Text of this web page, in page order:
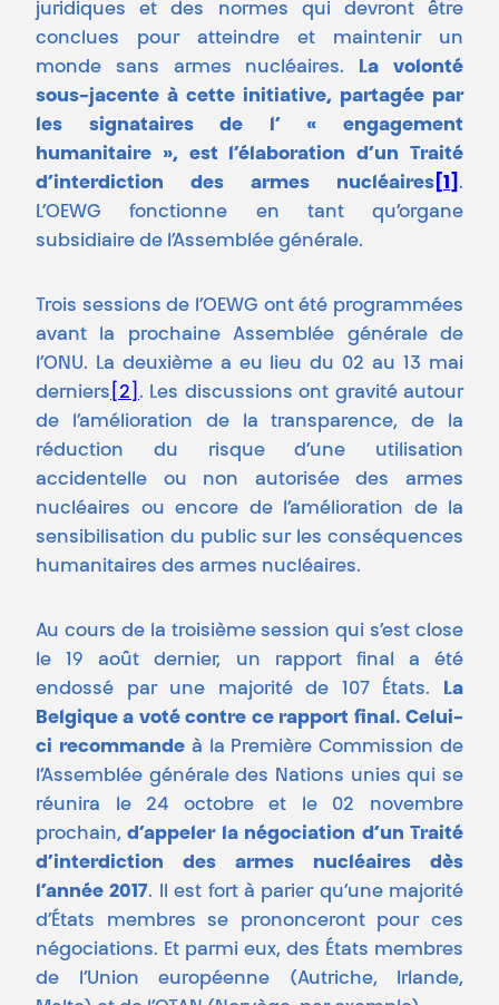
juridiques et des normes qui devront être
conclues pour atteindre et maintenir un
monde sans armes nucléaires. La volonté
sous-jacente à cette initiative, partagée par
les signataires de l’ « engagement
humanitaire », est l’élaboration d’un Traité
d’interdiction des armes nucléaires [1] .
L’OEWG fonctionne en tant qu’organe
subsidiaire de l’Assemblée générale.
Trois sessions de l’OEWG ont été programmées
avant la prochaine Assemblée générale de
l’ONU. La deuxième a eu lieu du 02 au 13 mai
derniers [2] . Les discussions ont gravité autour
de l’amélioration de la transparence, de la
réduction du risque d’une utilisation
accidentelle ou non autorisée des armes
nucléaires ou encore de l’amélioration de la
sensibilisation du public sur les conséquences
humanitaires des armes nucléaires.
Au cours de la troisième session qui s’est close
le 19 août dernier, un rapport final a été
endossé par une majorité de 107 États. La
Belgique a voté contre ce rapport final. Celui-
ci recommandeà la Première Commission de
l’Assemblée générale des Nations unies qui se
réunira le 24 octobre et le 02 novembre
prochain,d’appeler la négociation d’un Traité
d’interdiction des armes nucléaires dès
l’année 2017. Il est fort à parier qu’une majorité
d’États membres se prononceront pour ces
négociations. Et parmi eux, des États membres
de l’Union européenne (Autriche, Irlande,